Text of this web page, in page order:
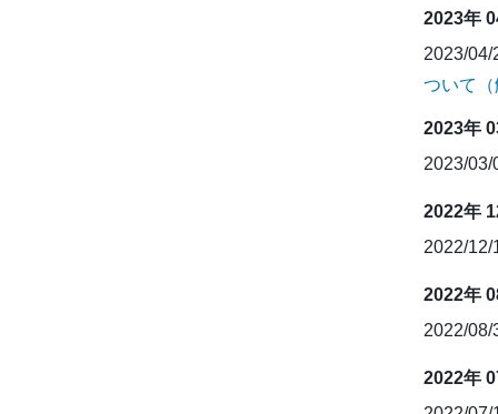
2023年
2023/
ついて
2023年
2023/
2022年
2022/
2022年
2022/
2022年